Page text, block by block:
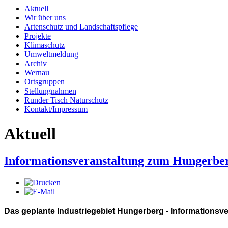
Aktuell
Wir über uns
Artenschutz und Landschaftspflege
Projekte
Klimaschutz
Umweltmeldung
Archiv
Wernau
Ortsgruppen
Stellungnahmen
Runder Tisch Naturschutz
Kontakt/Impressum
Aktuell
Informationsveranstaltung zum
Das geplante Industriegebiet Hungerberg -